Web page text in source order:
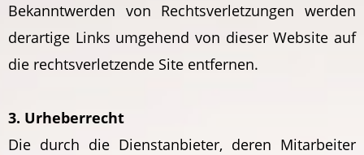
Bekanntwerden von Rechtsverletzungen werden
derartige Links umgehend von dieser Website auf
die rechtsverletzende Site entfernen.
3. Urheberrecht
Die durch die Dienstanbieter, deren Mitarbeiter